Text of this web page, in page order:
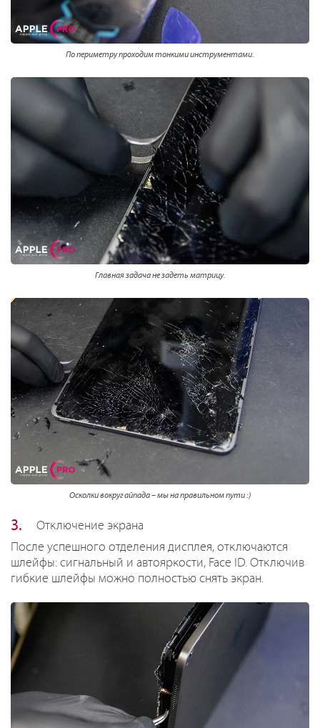
По периметру проходим тонкими инструментами.
Главная задача не задеть матрицу.
Осколки вокруг айпада – мы на правильном пути :)
Отключение экрана
После успешного отделения дисплея, отключаются
шлейфы: сигнальный и автояркости, Face ID. Отключив
гибкие шлейфы можно полностью снять экран.